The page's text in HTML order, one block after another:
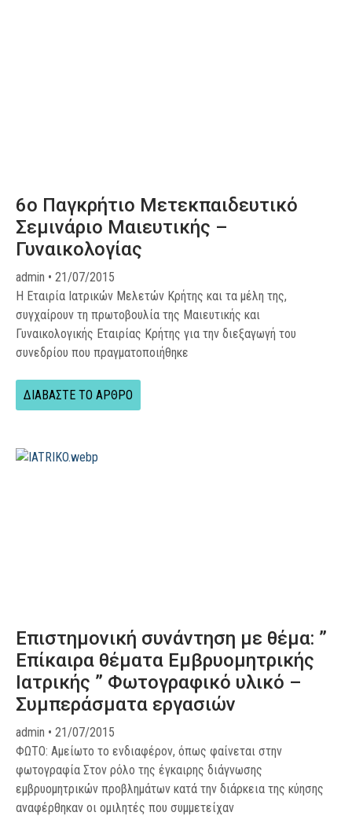
6o Παγκρήτιο Μετεκπαιδευτικό
Σεμινάριο Μαιευτικής –
Γυναικολογίας
admin
21/07/2015
Η Εταιρία Ιατρικών Μελετών Κρήτης και τα μέλη της,
συγχαίρουν τη πρωτοβουλία της Μαιευτικής και
Γυναικολογικής Εταιρίας Κρήτης για την διεξαγωγή του
συνεδρίου που πραγματοποιήθηκε
ΔΙΑΒΑΣΤΕ ΤΟ ΑΡΘΡΟ
Επιστημονική συνάντηση με θέμα: ”
Επίκαιρα θέματα Εμβρυομητρικής
Ιατρικής ” Φωτογραφικό υλικό –
Συμπεράσματα εργασιών
admin
21/07/2015
ΦΩΤΟ: Αμείωτο το ενδιαφέρον, όπως φαίνεται στην
φωτογραφία Στον ρόλο της έγκαιρης διάγνωσης
εμβρυομητρικών προβλημάτων κατά την διάρκεια της κύησης
αναφέρθηκαν οι ομιλητές που συμμετείχαν